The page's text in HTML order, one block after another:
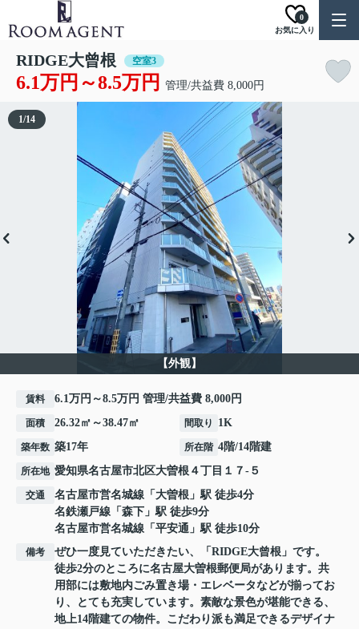
お気に入り
0
RIDGE大曾根 空室3
6.1万円～8.5万円 管理/共益費 8,000円
【外観】
1/14
賃料 6.1万円～8.5万円 管理/共益費 8,000円
面積 26.32㎡～38.47㎡ 間取り 1K
築年数 築17年 所在階 4階/14階建
所在地 愛知県名古屋市北区大曽根 ４丁目１７-５
交通 名古屋市営名城線 「 大曽根 」駅 徒歩4分
名鉄瀬戸線 「 森下 」駅 徒歩9分
名古屋市営名城線 「 平安通 」駅 徒歩10分
備考
ぜひ一度見ていただきたい、「RIDGE大曾根」です。
徒歩2分のところに名古屋大曽根郵便局があります。共
用部には敷地内ごみ置き場・エレベータなどが揃ってお
り、とても充実しています。素敵な景色が堪能できる、
地上14階建ての物件。こだわり派も満足できるデザイナ